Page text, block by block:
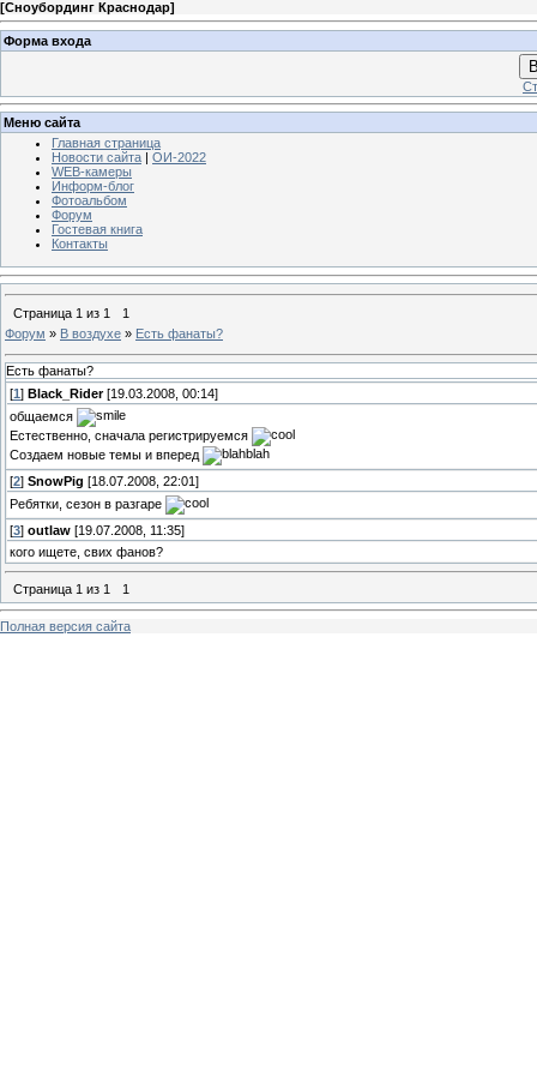
[Сноубординг Краснодар]
Форма входа
Меню сайта
Главная страница
Новости сайта
ОИ-2022
WEB-камеры
Информ-блог
Фотоальбом
Форум
Гостевая книга
Контакты
Страница 1 из 1
1
Форум » В воздухе » Есть фанаты?
Есть фанаты?
[1 ] Black_Rider[19.03.2008, 00:14]
общаемся
Естественно, сначала регистрируемся
Создаем новые темы и вперед
[2] SnowPig [18.07.2008, 22:01]
Ребятки, сезон в разгаре
[3] outlaw [19.07.2008, 11:35]
кого ищете, свих фанов?
Страница 1 из 1 1
Полная версия сайта